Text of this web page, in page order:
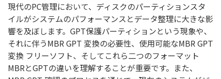
現代のPC管理において、ディスクのパーティションスタ
イルがシステムのパフォーマンスとデータ整理に大きな影
響を及ぼします。GPT保護パーティションという現象や、
それに伴うMBR GPT 変換の必要性、使用可能なMBR GPT
変換 フリーソフト、そしてこれら二つのフォーマット
MBRとGPTの違いを理解することが重要です。また、